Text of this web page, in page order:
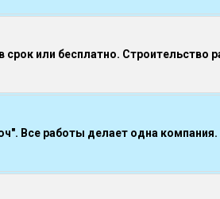
срок или бесплатно. Строительство
Все работы делает одна компания.